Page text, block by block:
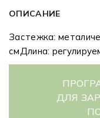
ОПИСАНИЕ
Застежка:
смДлина:
ДЛЯ